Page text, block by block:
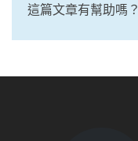
這篇文章有幫助嗎？